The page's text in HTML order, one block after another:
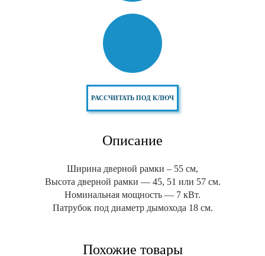
РАССЧИТАТЬ ПОД КЛЮЧ
Описание
Ширина дверной рамки – 55 см,
Высота дверной рамки — 45, 51 или 57 см.
Номинальная мощность — 7 кВт.
Патрубок под диаметр дымохода 18 см.
Похожие товары